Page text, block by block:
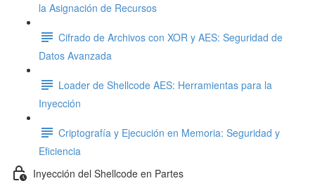
la Asignación de Recursos
Cifrado de Archivos con XOR y AES: Seguridad de
Datos Avanzada
Loader de Shellcode AES: Herramientas para la
Inyección
Criptografía y Ejecución en Memoria: Seguridad y
Eficiencia
Inyección del Shellcode en Partes